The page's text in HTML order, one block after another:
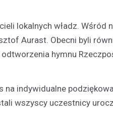
lokalnych władz. Wśród
Aurast. Obecni byli
hymnu
indywidualne
wszyscy uczestnicy